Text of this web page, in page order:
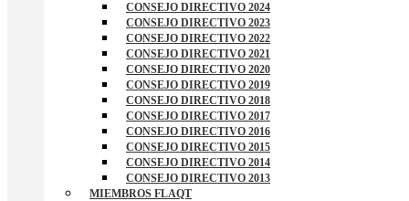
CONSEJO DIRECTIVO 2024
CONSEJO DIRECTIVO 2023
CONSEJO DIRECTIVO 2022
CONSEJO DIRECTIVO 2021
CONSEJO DIRECTIVO 2020
CONSEJO DIRECTIVO 2019
CONSEJO DIRECTIVO 2018
CONSEJO DIRECTIVO 2017
CONSEJO DIRECTIVO 2016
CONSEJO DIRECTIVO 2015
CONSEJO DIRECTIVO 2014
CONSEJO DIRECTIVO 2013
MIEMBROS FLAQT